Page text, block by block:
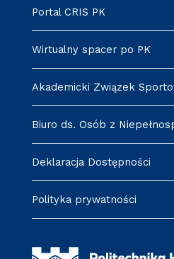
Portal CRIS PK
Wirtualny spacer po PK
Akademicki Związek
Biuro ds. Osób z
Deklaracja Dostępności
Polityka prywatności